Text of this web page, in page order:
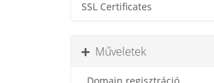
SSL Certificates
Műveletek